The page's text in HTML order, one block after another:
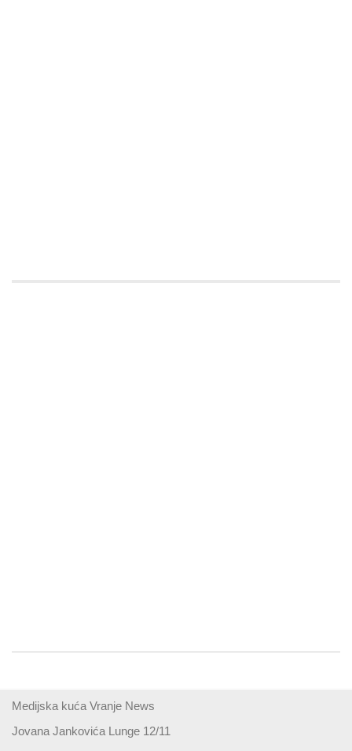
Medijska kuća Vranje News
Jovana Jankovića Lunge 12/11